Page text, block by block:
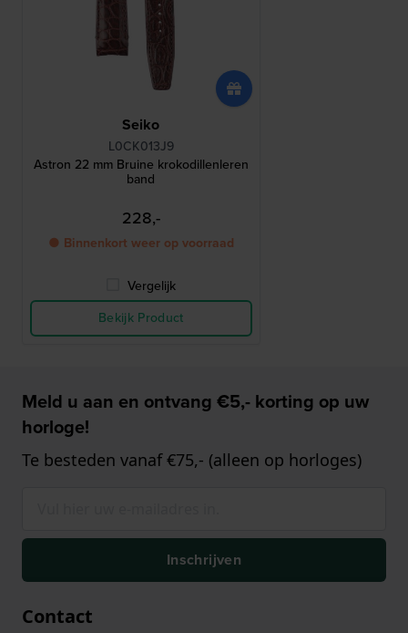
Seiko
L0CK013J9
Astron 22 mm Bruine krokodillenleren
band
228,-
● Binnenkort weer op voorraad
Vergelijk
Bekijk Product
Meld u aan en ontvang €5,- korting op uw
horloge!
Te besteden vanaf €75,- (alleen op horloges)
Inschrijven
Contact